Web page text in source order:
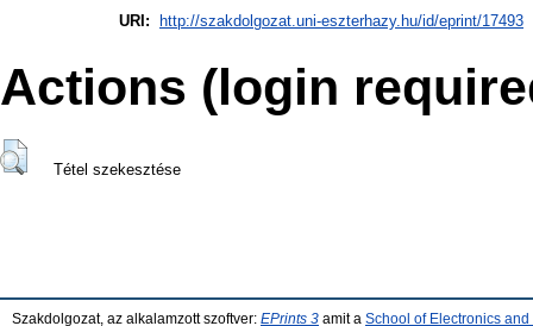
URI:
http://szakdolgozat.uni-eszterhazy.hu/id/eprint/17493
Actions (login
Tétel szekesztése
Szakdolgozat, az alkalamzott szoftver: EPrints 3 amit a School of Electronics